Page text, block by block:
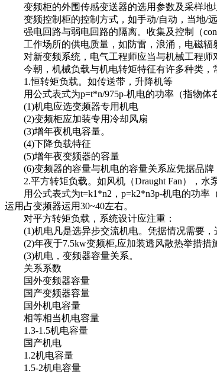
变频柜的外围传感变送器的选用参数及采样地
变频控制柜的控制方式，如手动/自动，当地/远
强电回路与弱电回路的隔离。收集及控制（
工作场所的供电质量，如防雷，浪涌，电磁辐
对新变频系统，电气工程师应当与机械工程师
今朝，机械负载与机电转矩特征有许多种类，
1.恒转矩负载。如传送带，升降机等
用公式表式为p=t*n/975p-机电的功率（指物体
(1)机电应选变频器专用机电
(2)变频柜应加装专用冷却风扇
(3)增年夜机电容量。
(4)下降负载特征
(5)增年夜变频器的容量
(6)变频器的容量与机电的容量关系应凭据品牌
2.平方转矩负载。如风机（Draught Fan），水
用公式表式为t=k1*n2，p=k2*n3p-机电的功率（
运用占变频器运用30~40左右。
对平方转矩负载，系统设计应注重：
(1)机电凡是选异步交流机电。凭据情况需要，
(2)年夜于7.5kw变频柜,应加装透风散热举措措
(3)机电，变频器容量关系。
关系系数
国外变频器容量
国产变频器容量
国外机电容量
相等相当机电容量
1.3-1.5机电容量
国产机电
1.2机电容量
1.5-2机电容量